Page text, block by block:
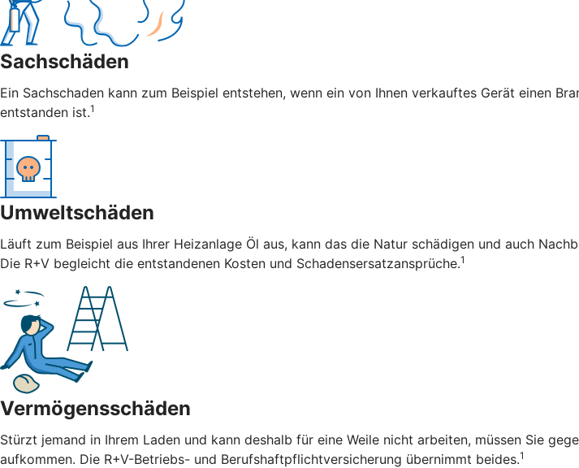
Sachschäden
Ein Sachschaden kann zum Beispiel entstehen, wenn ein von Ihnen verkauftes Gerät einen
entstanden ist.1
Umweltschäden
Läuft zum Beispiel aus Ihrer Heizanlage Öl aus, kann das die Natur schädigen und auch
Die R+V begleicht die entstandenen Kosten und Schadensersatzansprüche.1
Vermögensschäden
Stürzt jemand in Ihrem Laden und kann deshalb für eine Weile nicht arbeiten, müssen Sie
aufkommen. Die R+V-Betriebs- und Berufshaftpflichtversicherung übernimmt beides.1